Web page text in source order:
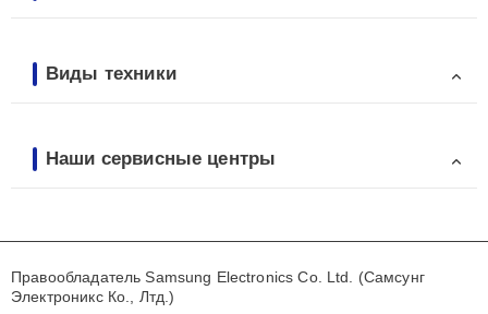
Виды техники
Наши сервисные центры
Правообладатель Samsung Electronics Co. Ltd. (Самсунг
Электроникс Ко., Лтд.)